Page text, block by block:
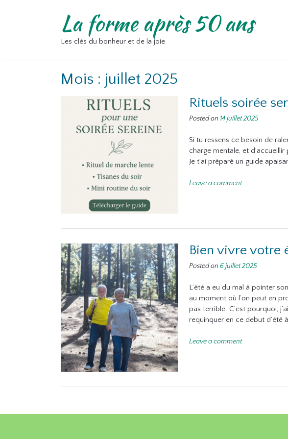
La forme après 50 ans
Les clés du bonheur et de la joie
Mois : juillet 2025
Rituels soirée
Posted on 14 juillet 2025
Si tu ressens ce besoin de
charge mentale, et
Je t’ai préparé un guide
Leave a comment
Bien vivre votre
Posted on 6 juillet 2025
L’été a eu du mal à pointer
au moment où l’on peut en
pas terrible. C’est pourquoi,
requinquer en ce debut d’été
Leave a comment